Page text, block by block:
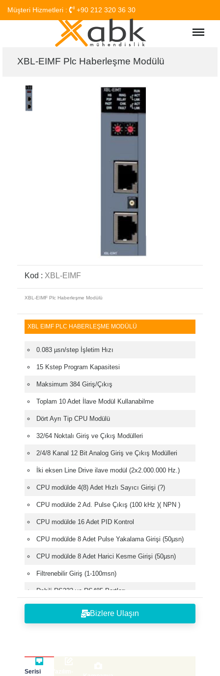
Müşteri Hizmetleri : +90 212 320 36 30
Menu
XBL-EIMF Plc Haberleşme Modülü
Kod : XBL-EIMF
XBL-EIMF Plc Haberleşme Modülü
XBL EIMF PLC HABERLEŞME MODÜLÜ
0.083 µsn/step İşletim Hızı
15 Kstep Program Kapasitesi
Maksimum 384 Giriş/Çıkış
Toplam 10 Adet İlave Modül Kullanabilme
Dört Ayrı Tip CPU Modülü
32/64 Noktalı Giriş ve Çıkış Modülleri
2/4/8 Kanal 12 Bit Analog Giriş ve Çıkış Modülleri
İki eksen Line Drive ilave modül (2x2.000.000 Hz.)
CPU modülde 4(8) Adet Hızlı Sayıcı Girişi (?)
CPU modülde 2 Ad. Pulse Çıkış (100 kHz )( NPN )
CPU modülde 16 Adet PID Kontrol
CPU modülde 8 Adet Pulse Yakalama Girişi (50µsn)
CPU modülde 8 Adet Harici Kesme Girişi (50µsn)
Filtrenebilir Giriş (1-100msn)
Dahili RS232 ve RS485 Portları
Modbus RTU/ASCII Haberleşme
Kullanıcı Tanımlı Protokol
Profibus-DP, DeviceNet Adaptör Modülü (Genişleyebilir
Akıllı G/Ç)
Bizlere Ulaşın
Serisi